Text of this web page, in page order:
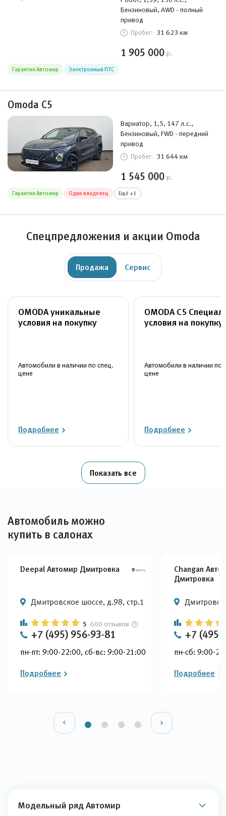
Бензиновый, AWD - полный
привод
Пробег: 31 623 км
1 905 000 р.
Гарантия Автомир Электронный ПТС
Omoda C5
Вариатор, 1,5, 147 л.с.,
Бензиновый, FWD - передний
привод
Пробег: 31 644 км
1 545 000 р.
Гарантия Автомир Один владелец Ещё +1
Спецпредложения и акции Omoda
Продажа Сервис
OMODA уникальные
условия на покупку
Автомобили в наличии по спец.
цене
Подробнее
OMODA C5
условия на покупку
Автомобили в наличии по
цене
Подробнее
Показать все
Автомобиль можно
купить в салонах
Deepal Автомир Дмитровка
Дмитровское шоссе, д.98, стр.1
5 600 отзывов
+7 (495) 956-93-81
пн-пт: 9:00-22:00, сб-вс: 9:00-21:00
Подробнее
Changan
Дмитровка
+7 (495)
пн-сб: 9:00-
Подробнее
Модельный ряд Автомир